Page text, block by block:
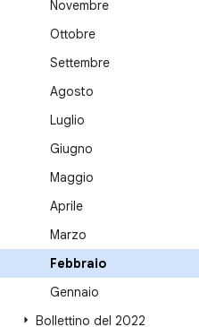
Novembre
Ottobre
Settembre
Agosto
Luglio
Giugno
Maggio
Aprile
Marzo
Febbraio
Gennaio
Bollettino del 2022